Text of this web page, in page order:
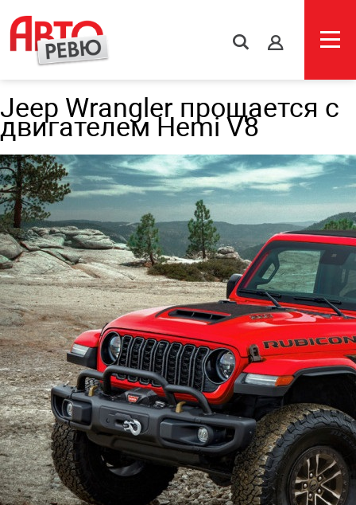
s
Jeep Wrangler прощается с
двигателем Hemi V8